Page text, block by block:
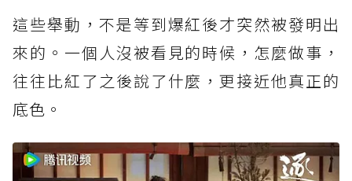
這些舉動，不是等到爆紅後才突然被發明出
來的。一個人沒被看見的時候，怎麼做事，
往往比紅了之後說了什麼，更接近他真正的
底色。